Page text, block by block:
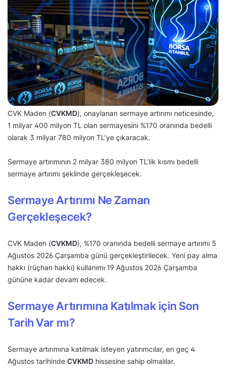
CVK Maden (CVKMD), onaylanan sermaye artırımı neticesinde,
1 milyar 400 milyon TL olan sermayesini %170 oranında bedelli
olarak 3 milyar 780 milyon TL’ye çıkaracak.
Sermaye artırımının 2 milyar 380 milyon TL’lik kısmı bedelli
sermaye artırımı şeklinde gerçekleşecek.
Sermaye Artırımı Ne Zaman
Gerçekleşecek?
CVK Maden (CVKMD), %170 oranında bedelli sermaye artırımı 5
Ağustos 2026 Çarşamba günü gerçekleştirilecek. Yeni pay alma
hakkı (rüçhan hakkı) kullanımı 19 Ağustos 2026 Çarşamba
gününe kadar devam edecek.
Sermaye Artırımına Katılmak için Son
Tarih Var mı?
Sermaye artırımına katılmak isteyen yatırımcılar, en geç 4
Ağustos tarihinde CVKMD hissesine sahip olmalılar.